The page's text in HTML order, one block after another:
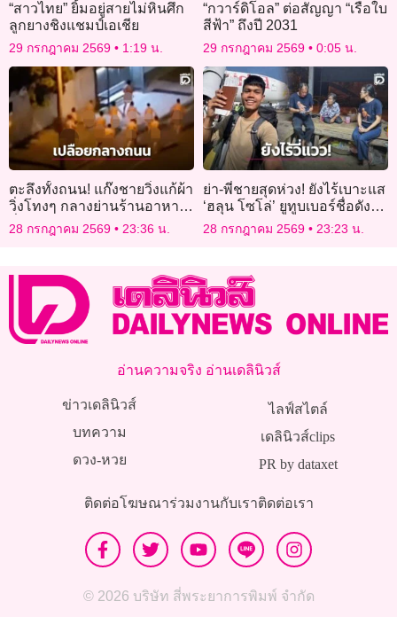
“สาวไทย” ยิ้มอยู่สายไม่หินศึก
ลูกยางชิงแชมป์เอเชีย
29 กรกฎาคม 2569 1:19 น.
“กวาร์ดิโอล” ต่อสัญญา “เรือใบ
สีฟ้า” ถึงปี 2031
29 กรกฎาคม 2569 0:05 น.
ตะลึงทั้งถนน! แก๊งชายวิ่งแก้ผ้า
วิ่งโทงๆ กลางย่านร้านอาหาร
ชื่อดังในออสเตรเลีย
28 กรกฎาคม 2569 23:36 น.
ย่า-พี่ชายสุดห่วง! ยังไร้เบาะแส
‘ฮลุน โซโล่’ ยูทูบเบอร์ชื่อดัง
หายตัวปริศนาจอร์เจีย
28 กรกฎาคม 2569 23:23 น.
อ่านความจริง อ่านเดลินิวส์
ข่าวเดลินิวส์
บทความ
ดวง-หวย
ไลฟ์สไตล์
เดลินิวส์clips
PR by dataxet
ติดต่อโฆษณาร่วมงานกับเราติดต่อเรา
© 2026 บริษัท สี่พระยาการพิมพ์ จำกัด